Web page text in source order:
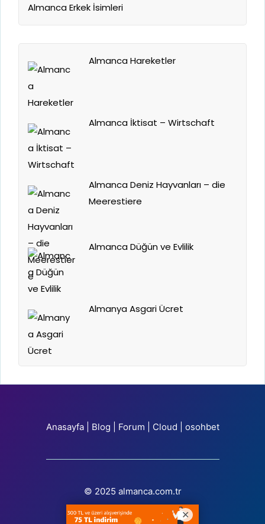
Almanca Erkek İsimleri
Almanca Hareketler
Almanca İktisat – Wirtschaft
Almanca Deniz Hayvanları – die
Meerestiere
Almanca Düğün ve Evlilik
Almanya Asgari Ücret
Anasayfa| Blog Forum Cloud osohbet
© 2025 almanca.com.tr